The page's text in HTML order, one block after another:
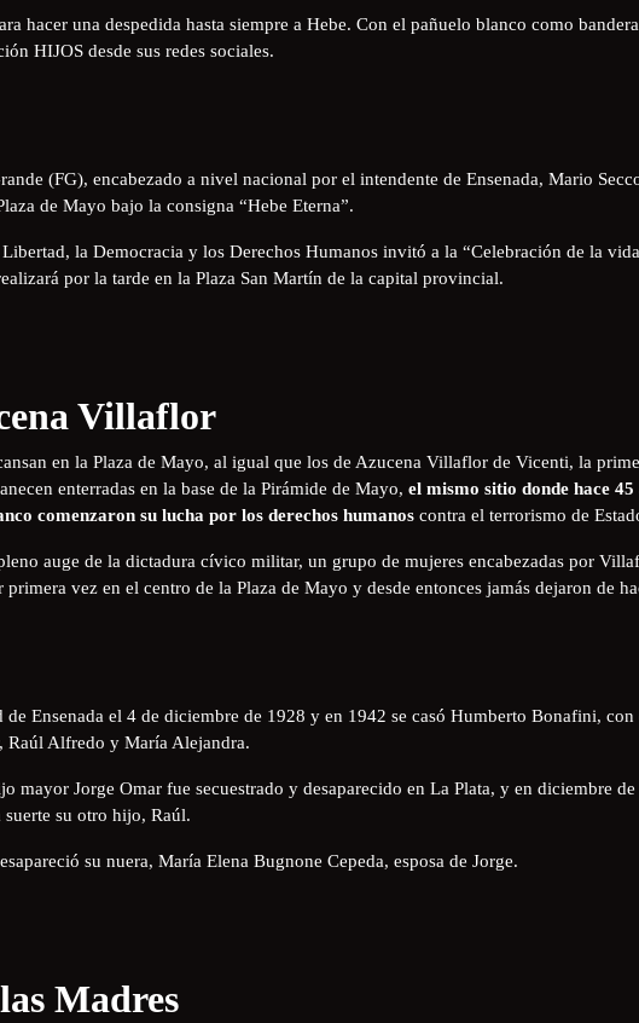
hacer una despedida hasta siempre a Hebe. Con el pañuelo blanco como
HIJOS desde sus redes sociales.
(FG), encabezado a nivel nacional por el intendente de Ensenada, Mario
de Mayo bajo la consigna “Hebe Eterna”.
la Democracia y los Derechos Humanos invitó a la “Celebración de la
por la tarde en la Plaza San Martín de la capital provincial.
Villaflor
en la Plaza de Mayo, al igual que los de Azucena Villaflor de Vicenti, la
enterradas en la base de la Pirámide de Mayo, el mismo sitio donde hace 45
comenzaron su lucha por los derechos humanos contra el terrorismo de
auge de la dictadura cívico militar, un grupo de mujeres encabezadas por
vez en el centro de la Plaza de Mayo y desde entonces jamás dejaron de
Ensenada el 4 de diciembre de 1928 y en 1942 se casó Humberto Bonafini, con
Raúl Alfredo y María Alejandra.
mayor Jorge Omar fue secuestrado y desaparecido en La Plata, y en diciembre de
su otro hijo, Raúl.
su nuera, María Elena Bugnone Cepeda, esposa de Jorge.
Madres